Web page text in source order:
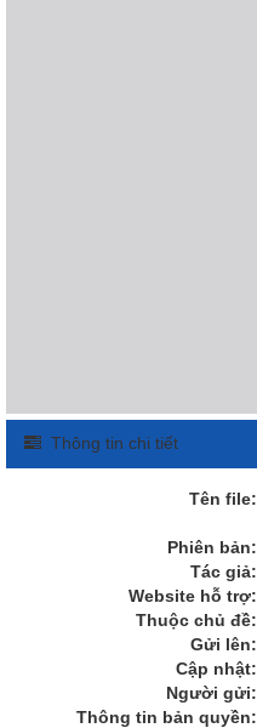
Thông tin chi tiết
Tên file:
Phiên bản:
Tác giả:
Website hỗ trợ:
Thuộc chủ đề:
Gửi lên:
Cập nhật:
Người gửi:
Thông tin bản quyền: